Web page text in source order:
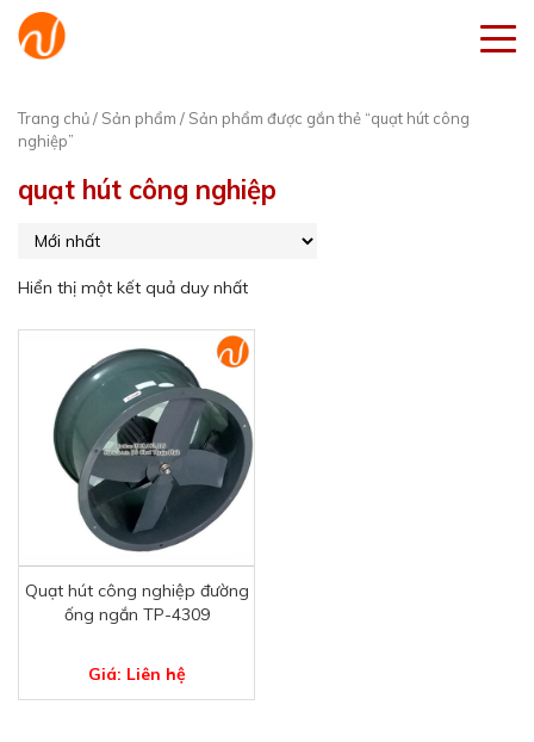
Trang chủ/ Sản phẩm / Sản phẩm được gắn thẻ “quạt hút công
nghiệp”
quạt hút công nghiệp
Hiển thị một kết quả duy nhất
Quạt hút công nghiệp đường
ống ngắn TP-4309
Giá: Liên hệ